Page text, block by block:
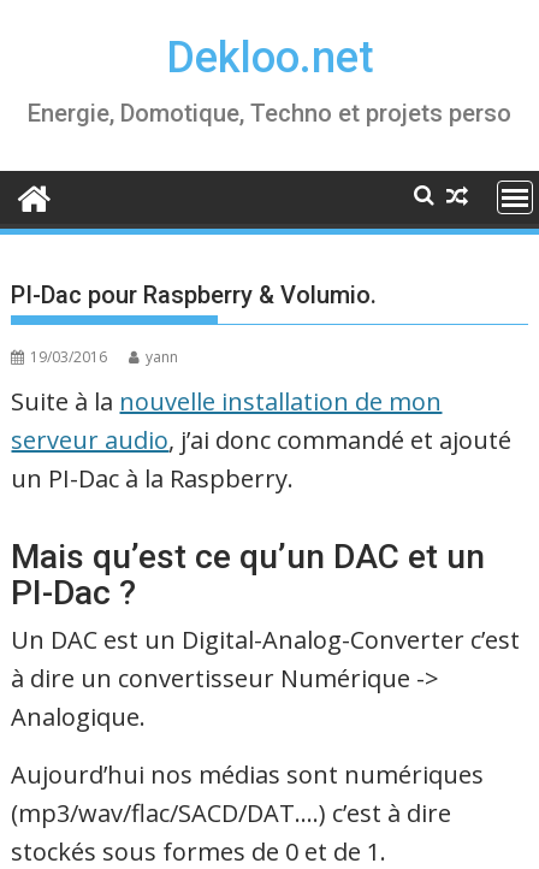
Dekloo.net
Energie, Domotique, Techno et projets perso
PI-Dac pour Raspberry & Volumio.
19/03/2016 yann
Suite à la nouvelle installation de mon
serveur audio, j’ai donc commandé et ajouté
un PI-Dac à la Raspberry.
Mais qu’est ce qu’un DAC et un
PI-Dac ?
Un DAC est un Digital-Analog-Converter c’est
à dire un convertisseur Numérique ->
Analogique.
Aujourd’hui nos médias sont numériques
(mp3/wav/flac/SACD/DAT….) c’est à dire
stockés sous formes de 0 et de 1.